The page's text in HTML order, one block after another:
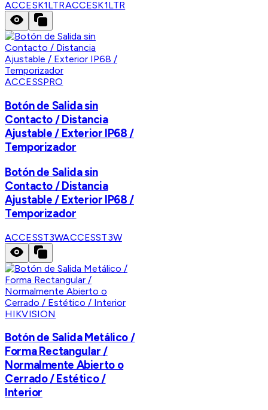
ACCESK1LTRACCESK1LTR
ACCESSPRO
Botón de Salida sin
Contacto / Distancia
Ajustable / Exterior IP68 /
Temporizador
Botón de Salida sin
Contacto / Distancia
Ajustable / Exterior IP68 /
Temporizador
ACCESST3WACCESST3W
HIKVISION
Botón de Salida Metálico /
Forma Rectangular /
Normalmente Abierto o
Cerrado / Estético /
Interior